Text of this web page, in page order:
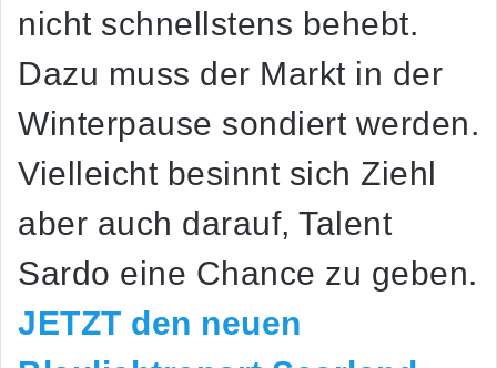
nicht schnellstens behebt.
Dazu muss der Markt in der
Winterpause sondiert werden.
Vielleicht besinnt sich Ziehl
aber auch darauf, Talent
Sardo eine Chance zu geben.
JETZT den neuen